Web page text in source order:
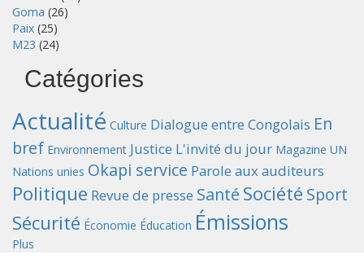
Goma (26)
Paix (25)
M23 (24)
Catégories
Actualité Culture Dialogue entre Congolais En
bref Environnement Justice L'invité du jour Magazine UN
Nations unies Okapi service Parole aux auditeurs
Politique Revue de presse Santé Société Sport
Sécurité Économie Éducation Émissions
Plus